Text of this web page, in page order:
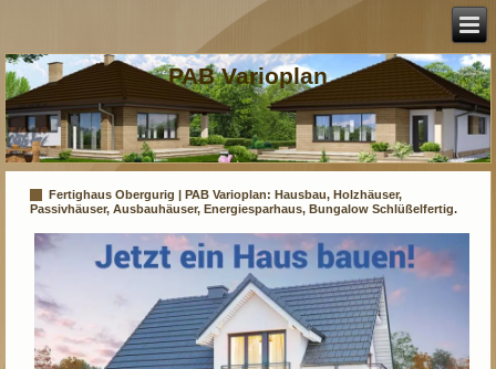
PAB Varioplan
Fertighaus Obergurig | PAB Varioplan: Hausbau, Holzhäuser,
Passivhäuser, Ausbauhäuser, Energiesparhaus, Bungalow Schlüßelfertig.